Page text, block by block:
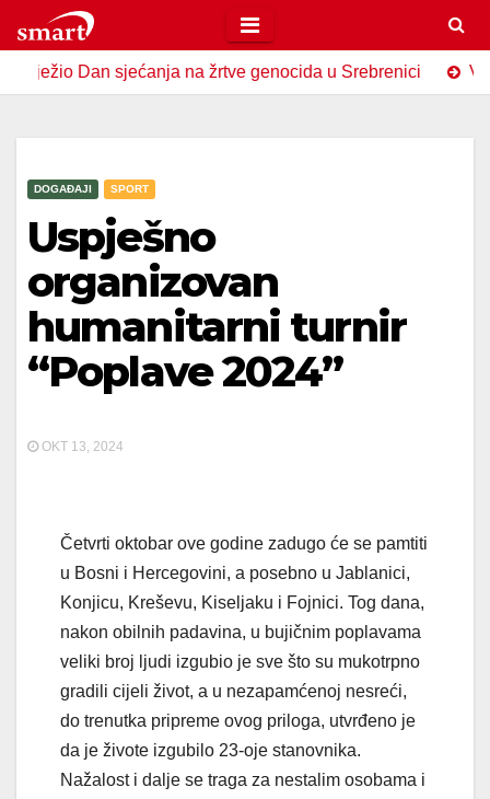
to
content
Dan sjećanja na žrtve genocida u Srebrenici Veče
DOGAĐAJI SPORT
Uspješno
organizovan
humanitarni turnir
“Poplave 2024”
OKT 13, 2024
Četvrti oktobar ove godine zadugo će se pamtiti
u Bosni i Hercegovini, a posebno u Jablanici,
Konjicu, Kreševu, Kiseljaku i Fojnici. Tog dana,
nakon obilnih padavina, u bujičnim poplavama
veliki broj ljudi izgubio je sve što su mukotrpno
gradili cijeli život, a u nezapamćenoj nesreći,
do trenutka pripreme ovog priloga, utvrđeno je
da je živote izgubilo 23-oje stanovnika.
Nažalost i dalje se traga za nestalim osobama i